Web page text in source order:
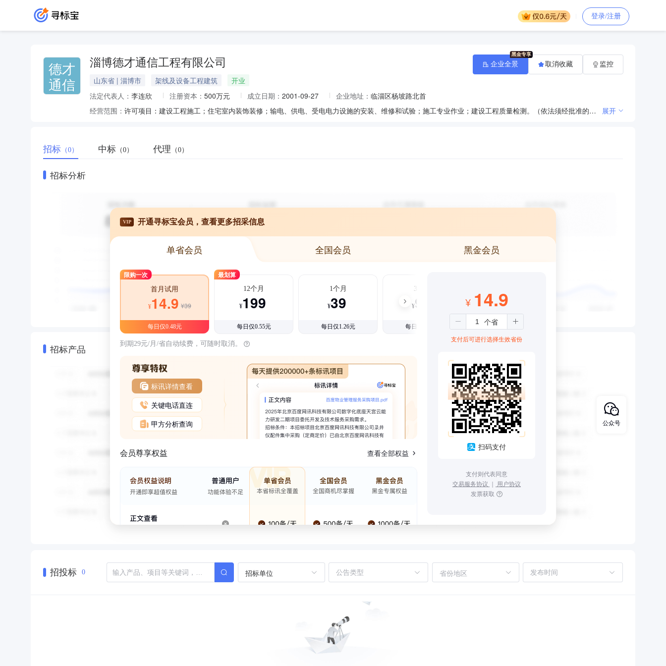
登录/注册
德才
通信
淄博德才通信工程有限公司
山东省 | 淄博市 架线及设备工程建筑
开业
法定代表人： 李连欣 注册资本： 500万元 成立日期： 2001-09-27 企业地址： 临淄区杨坡路北首
经营范围：
许可项目：建设工程施工；住宅室内装饰装修；输电、供电、受电电力设施的安装、维修和试验；施工专业作业；建设工程质量检测。（依法须经批准的项目，经相关部门批准后方可开展经营活动，具体经营项目以相关部门批准文件或许可证件为准）一般项目：通讯设备修理；电气设备修理；交通设施维修；通用设备修理；消防技术服务；电子、机械设备维护（不含特种设备）；五金产品批发；建筑材料销售；建筑装饰材料销售；化工产品销售（不含许可类化工产品）；电线、电缆经营；工程管理服务；土石方工程施工；市政设施管理。（除依法须经批准的项目外，凭营业执照依法自主开展经营活动） 展开
企业全景 取消收藏 监控
招标 （0） 中标 （0） 代理 （0）
招标分析
招标产品
VIP 开通寻标宝会员，查看更多招采信息
单省会员 全国会员 黑金会员
限购一次
首月试用
¥14.9 ¥39
每日仅0.48元
最划算
12个月
¥199
每日仅0.55元
1个月
¥39
每日仅1.26元
3个月
¥99
每日仅1.08元
到期29元/月/省自动续费，可随时取消。
标讯详情查看
关键电话直连
甲方分析查询
会员尊享权益 查看全部权益
¥ 14.9
支付后可进行选择生效省份
扫码支付
支付则代表同意
交易服务协议 ｜ 用户协议
发票获取
招投标 0 招标单位 省份地区
公众号